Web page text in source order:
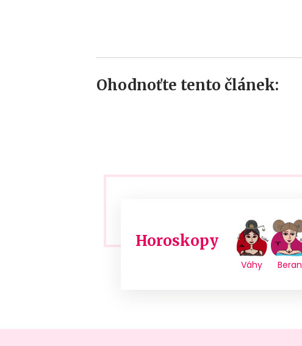
Ohodnoťte tento článek:
Horoskopy
Váhy Beran